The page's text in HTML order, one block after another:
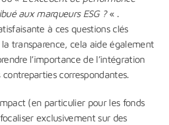
aux marqueurs ESG ?« .
à ces questions clés
transparence, cela aide également
l’importance de l’intégration
correspondantes.
(en particulier pour les fonds
exclusivement sur des